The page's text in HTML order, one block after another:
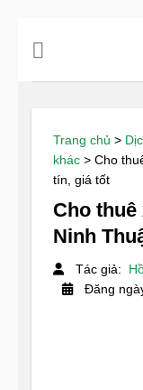
Trang chủ >
khác > Cho
tín, giá tốt
Cho
Ninh
Tác giả:
Đăng